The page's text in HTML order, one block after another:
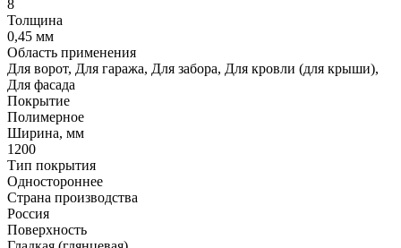
8
Толщина
0,45 мм
Область применения
Для ворот, Для гаража, Для забора, Для кровли (для крыши),
Для фасада
Покрытие
Полимерное
Ширина, мм
1200
Тип покрытия
Одностороннее
Страна производства
Россия
Поверхность